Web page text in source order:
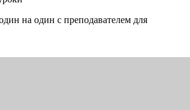
на один с преподавателем для